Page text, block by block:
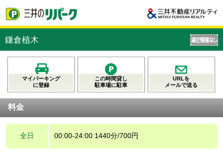
鎌倉植木
マイパーキング
に登録
この時間貸し
駐車場に駐車
URLを
メールで送る
料金
全日 00:00-24:00 1440分/700円